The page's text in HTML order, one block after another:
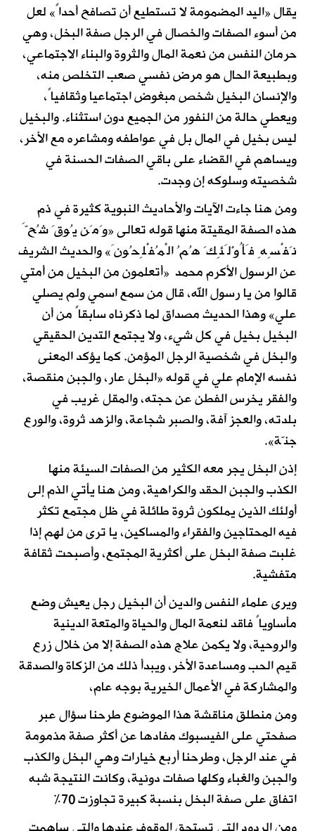
يقال «اليد المضمومة لا تستطيع أن تصافح أحداً» لعل
من أسوء الصفات والخصال في الرجل صفة البخل، وهي
حرمان النفس من نعمة المال والثروة والبناء الاجتماعي،
وبطبيعة الحال هو مرض نفسي صعب التخلص منه،
والإنسان البخيل شخص مبغوض اجتماعيا وثقافياً،
ويعطي حالة من النفور من الجميع دون استثناء. والبخيل
ليس بخيل في المال بل في عواطفه ومشاعره مع الأخر،
ويساهم في القضاء على باقي الصفات الحسنة في
شخصيته وسلوكه إن وجدت.
ومن هنا جاءت الآيات والأحاديث النبوية كثيرة في ذم
هذه الصفة المقيتة منها قوله تعالى «وَمَن يُوقَ شُحَّ
نَفْسِهِ فَأُوْلَئِكَ هُمُ الْمُفْلِحُونَ» والحديث الشريف
عن الرسول الأكرم محمد «أتعلمون من البخيل من أمتي
قالوا من يا رسول الله، قال من سمع اسمي ولم يصلي
علي» وهذا الحديث مصداق لما ذكرناه سابقاً من أن
البخيل بخيل في كل شيء، ولا يجتمع التدين الحقيقي
والبخل في شخصية الرجل المؤمن. كما يؤكد المعنى
نفسه الإمام علي في قوله «البخل عار، والجبن منقصة،
والفقر يخرس الفطن عن حجته، والمقل غريب في
بلدته، والعجز آفة، والصبر شجاعة، والزهد ثروة، والورع
جنّة».
إذن البخل يجر معه الكثير من الصفات السيئة منها
الكذب والجبن الحقد والكراهية، ومن هنا يأتي الذم إلى
أولئك الذين يملكون ثروة طائلة في ظل مجتمع تكثر
فيه المحتاجين والفقراء والمساكين، يا ترى من لهم إذا
غلبت صفة البخل على أكثرية المجتمع، وأصبحت ثقافة
متفشية.
ويرى علماء النفس والدين أن البخيل رجل يعيش وضع
مأساوياً فاقد لنعمة المال والحياة والمتعة الدينية
والروحية، ولا يكمن علاج هذه الصفة إلا من خلال زرع
قيم الحب ومساعدة الأخر، ويبدأ ذلك من الزكاة والصدقة
والمشاركة في الأعمال الخيرية بوجه عام،
ومن منطلق مناقشة هذا الموضوع طرحنا سؤال عبر
صفحتي على الفيسبوك مفادها عن أكثر صفة مذمومة
في عند الرجل، وطرحنا أربع خيارات وهي البخل والكذب
والجبن والغباء وكلها صفات دونية، وكانت النتيجة شبه
اتفاق على صفة البخل بنسبة كبيرة تجاوزت 70%